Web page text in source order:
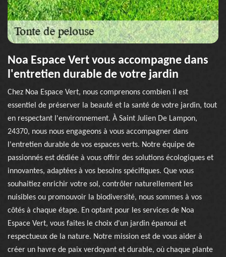
Noa Espace Vert vous accompagne dans
l'entretien durable de votre jardin
Chez Noa Espace Vert, nous comprenons combien il est
essentiel de préserver la beauté et la santé de votre jardin, tout
en respectant l'environnement. À Saint Julien De Lampon,
24370, nous nous engageons à vous accompagner dans
l'entretien durable de vos espaces verts. Notre équipe de
passionnés est dédiée à vous offrir des solutions écologiques et
innovantes, adaptées à vos besoins spécifiques. Que vous
souhaitiez enrichir votre sol, contrôler naturellement les
nuisibles ou promouvoir la biodiversité, nous sommes à vos
côtés à chaque étape. En optant pour les services de Noa
Espace Vert, vous faites le choix d'un jardin épanoui et
respectueux de la nature. Notre mission est de vous aider à
créer un havre de paix verdoyant et durable, où chaque plante